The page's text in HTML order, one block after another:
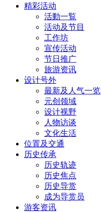
精彩活动
活動一覧
活动及节目
工作坊
宣传活动
节日推广
旅游资讯
设计号外
最新及人气一览
元创领域
设计视野
人物访谈
文化生活
位置及交通
历史传承
历史轨迹
历史焦点
历史导赏
成为导赏员
游客资讯